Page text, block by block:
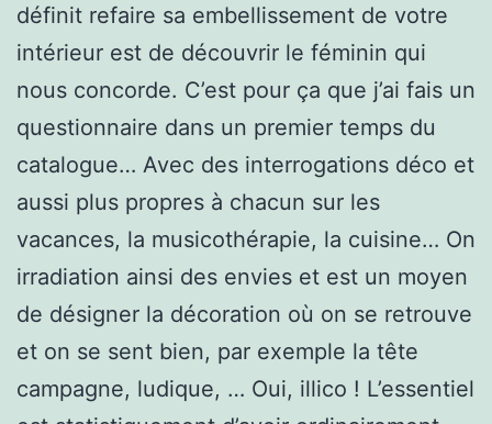
définit refaire sa embellissement de votre
intérieur est de découvrir le féminin qui
nous concorde. C’est pour ça que j’ai fais un
questionnaire dans un premier temps du
catalogue… Avec des interrogations déco et
aussi plus propres à chacun sur les
vacances, la musicothérapie, la cuisine… On
irradiation ainsi des envies et est un moyen
de désigner la décoration où on se retrouve
et on se sent bien, par exemple la tête
campagne, ludique, … Oui, illico ! L’essentiel